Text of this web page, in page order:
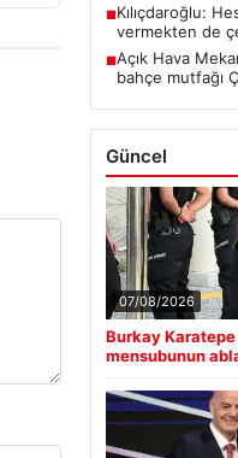
■Kılıçdaroğlu:
vermekten de
■Açık Hava
bahçe mutfağı
Güncel
07/08/2026
Burkay Karatepe
mensubunun